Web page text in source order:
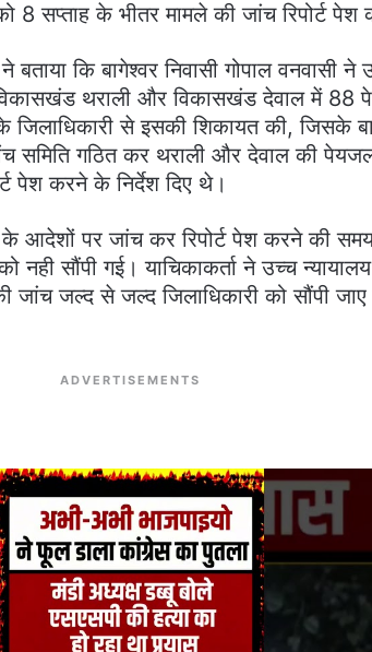
8 सप्ताह के भीतर मामले की जांच रिपोर्ट
बताया कि बागेश्वर निवासी गोपाल वनवासी
थराली और विकासखंड देवाल में 88
जिलाधिकारी से इसकी शिकायत की, जिसके
समिति गठित कर थराली और देवाल की
पेश करने के निर्देश दिए थे।
के आदेशों पर जांच कर रिपोर्ट पेश करने की
नही सौंपी गई। याचिकाकर्ता ने उच्च
जल्द से जल्द जिलाधिकारी को सौंपी जाए
ADVERTISEMENTS